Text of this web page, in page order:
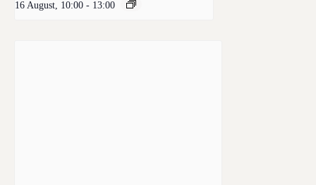
16 August, 10:00 - 13:00